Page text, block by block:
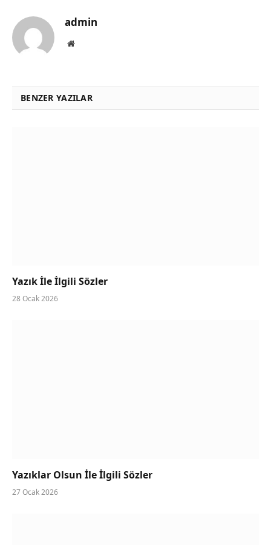
admin
Website
BENZER YAZILAR
Yazık İle İlgili Sözler
28 Ocak 2026
Yazıklar Olsun İle İlgili Sözler
27 Ocak 2026